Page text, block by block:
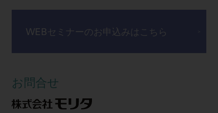
WEBセミナーのお申込みはこちら
お問合せ